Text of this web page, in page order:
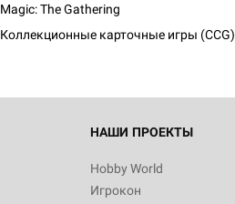
Magic: The Gathering
Коллекционные карточные игры (CCG)
НАШИ ПРОЕКТЫ
Hobby World
Игрокон